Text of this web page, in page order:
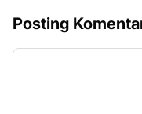
Posting